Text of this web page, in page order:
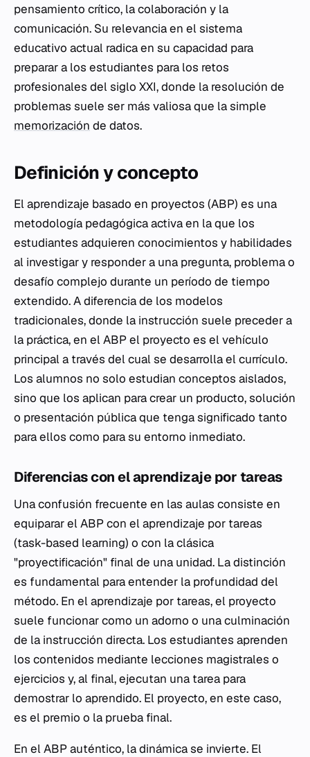
pensamiento crítico, la colaboración y la
comunicación. Su relevancia en el sistema
educativo actual radica en su capacidad para
preparar a los estudiantes para los retos
profesionales del siglo XXI, donde la resolución de
problemas suele ser más valiosa que la simple
memorización de datos.
Definición y concepto
El aprendizaje basado en proyectos (ABP) es una
metodología pedagógica activa en la que los
estudiantes adquieren conocimientos y habilidades
al investigar y responder a una pregunta, problema o
desafío complejo durante un período de tiempo
extendido. A diferencia de los modelos
tradicionales, donde la instrucción suele preceder a
la práctica, en el ABP el proyecto es el vehículo
principal a través del cual se desarrolla el currículo.
Los alumnos no solo estudian conceptos aislados,
sino que los aplican para crear un producto, solución
o presentación pública que tenga significado tanto
para ellos como para su entorno inmediato.
Diferencias con el aprendizaje por tareas
Una confusión frecuente en las aulas consiste en
equiparar el ABP con el aprendizaje por tareas
(task-based learning) o con la clásica
"proyectificación" final de una unidad. La distinción
es fundamental para entender la profundidad del
método. En el aprendizaje por tareas, el proyecto
suele funcionar como un adorno o una culminación
de la instrucción directa. Los estudiantes aprenden
los contenidos mediante lecciones magistrales o
ejercicios y, al final, ejecutan una tarea para
demostrar lo aprendido. El proyecto, en este caso,
es el premio o la prueba final.
En el ABP auténtico, la dinámica se invierte. El